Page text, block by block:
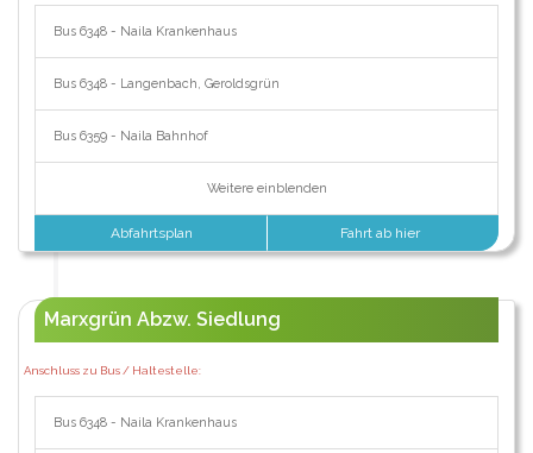
Bus 6348 - Naila Krankenhaus
Bus 6348 - Langenbach, Geroldsgrün
Bus 6359 - Naila Bahnhof
Weitere einblenden
Abfahrtsplan Fahrt ab hier
Marxgrün Abzw. Siedlung
Anschluss zu Bus / Haltestelle:
Bus 6348 - Naila Krankenhaus